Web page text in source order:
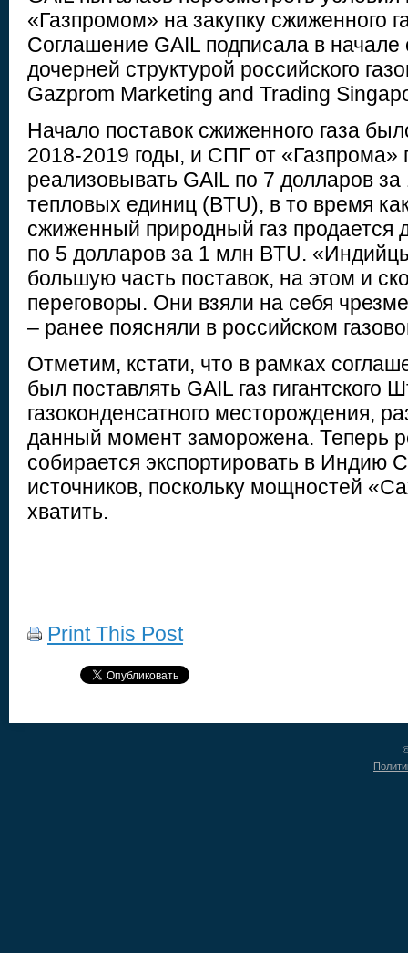
«Газпромом» на закупку сжиженного
Соглашение GAIL подписала в начале
дочерней структурой российского
Gazprom Marketing and Trading
Начало поставок сжиженного газа
2018-2019 годы, и СПГ от «Газпрома»
реализовывать GAIL по 7 долларов
тепловых единиц (BTU), в то время
сжиженный природный газ продается
по 5 долларов за 1 млн BTU.
большую часть поставок, на этом и
переговоры. Они взяли на себя
– ранее поясняли в российском
Отметим, кстати, что в рамках
был поставлять GAIL газ гигантского
газоконденсатного месторождения,
данный момент заморожена. Теперь
собирается экспортировать в Индию
источников, поскольку мощностей
хватить.
Print This Post